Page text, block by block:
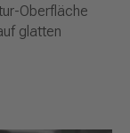
Oberfläche
glatten